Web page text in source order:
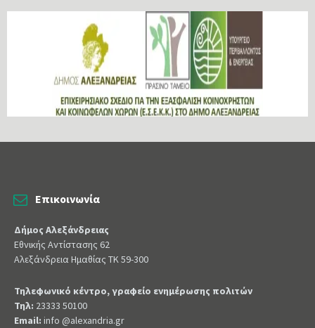
Επικοινωνία
Δήμος Αλεξάνδρειας
Εθνικής Αντίστασης 62
Αλεξάνδρεια Ημαθίας ΤΚ 59-300
Τηλεφωνικό κέντρο, γραφείο ενημέρωσης πολιτών
Τηλ: 23333 50100
Email: info @alexandria.gr